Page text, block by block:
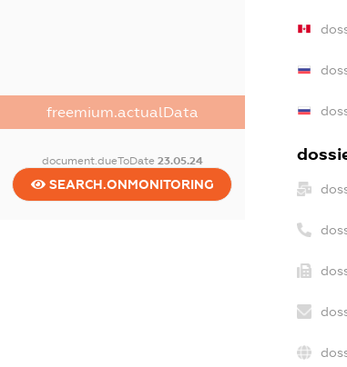
freemium.actualData
document.dueToDate 23.05.24
SEARCH.ONMONITORING